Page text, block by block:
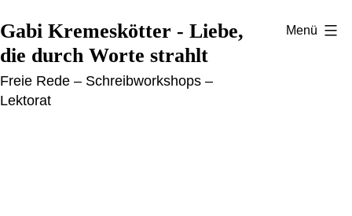
Inhalt
springen
Gabi Kremeskötter - Liebe,
die durch Worte strahlt
Freie Rede – Schreibworkshops –
Lektorat
Menü